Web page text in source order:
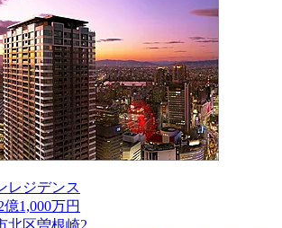
レジデンス
1,000万円
北区曽根崎2